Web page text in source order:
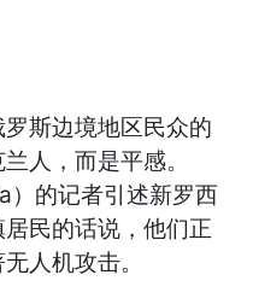
斯边境地区民众的
人，而是平感。
）的记者引述新罗西
民的话说，他们正
人机攻击。